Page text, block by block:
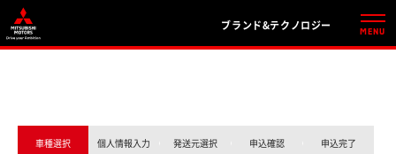
ブランド&テクノロジー
車種選択 個人情報入力 発送元選択 申込確認 申込完了